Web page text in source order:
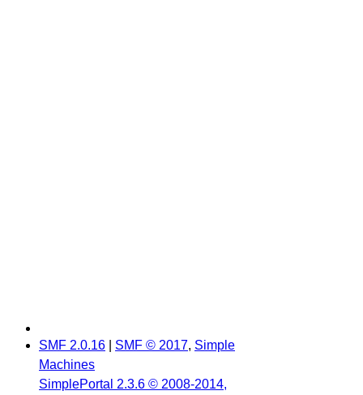
SMF 2.0.16 SMF © 2017, Simple
Machines
SimplePortal 2.3.6 © 2008-2014,